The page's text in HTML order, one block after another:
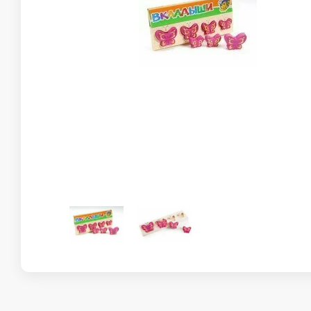
Конструктор для девочек
Детская мебель
Мольберты